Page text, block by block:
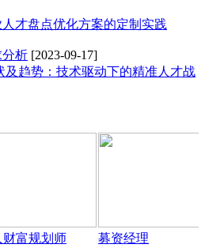
才盘点优化方案的定制实践
析 [2023-09-17]
及趋势：技术驱动下的精准人才战
财富规划师 募资经理